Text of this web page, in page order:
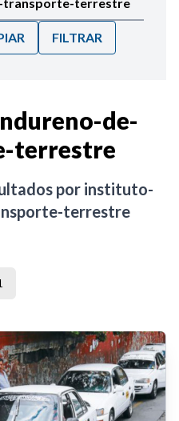
FILTRAR
de-
terrestre
por instituto-
terrestre